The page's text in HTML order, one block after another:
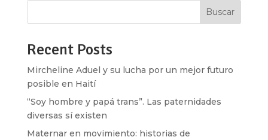
Buscar
Recent Posts
Mircheline Aduel y su lucha por un mejor futuro
posible en Haití
“Soy hombre y papá trans”. Las paternidades
diversas sí existen
Maternar en movimiento: historias de